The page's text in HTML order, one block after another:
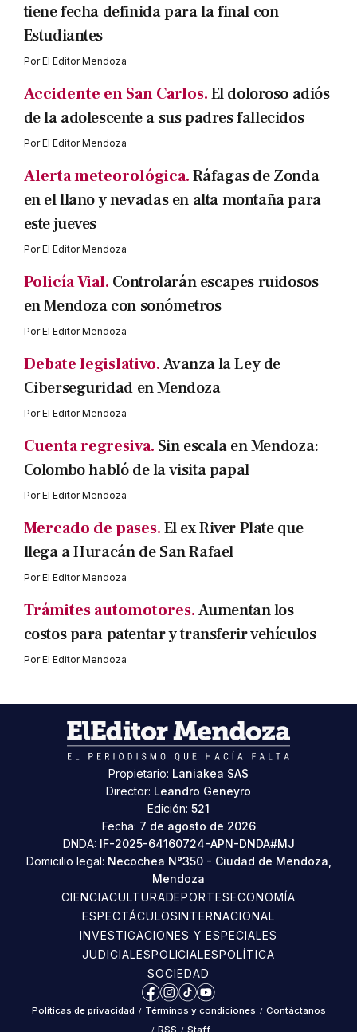
tiene fecha definida para la final con
Estudiantes
PorEl Editor Mendoza
Accidente en San Carlos.El doloroso adiós
de la adolescente a sus padres fallecidos
PorEl Editor Mendoza
Alerta meteorológica.Ráfagas de Zonda
en el llano y nevadas en alta montaña para
este jueves
PorEl Editor Mendoza
Policía Vial. Controlarán escapes ruidosos
en Mendoza con sonómetros
PorEl Editor Mendoza
Debate legislativo.Avanza la Ley de
Ciberseguridad en Mendoza
PorEl Editor Mendoza
Cuenta regresiva. Sin escala en Mendoza:
Colombo habló de la visita papal
PorEl Editor Mendoza
Mercado de pases.El ex River Plate que
llega a Huracán de San Rafael
PorEl Editor Mendoza
Trámites automotores.Aumentan los
costos para patentar y transferir vehículos
PorEl Editor Mendoza
Propietario: Laniakea SAS
Director: Leandro Geneyro
Edición: 521
Fecha: 7 de agosto de 2026
DNDA: IF-2025-64160724-APN-DNDA#MJ
Domicilio legal: Necochea N°350 - Ciudad de Mendoza,
Mendoza
CIENCIACULTURADEPORTESECONOMÍA
ESPECTÁCULOSINTERNACIONAL
INVESTIGACIONES Y ESPECIALES
JUDICIALESPOLICIALESPOLÍTICA
SOCIEDAD
Facebook
Instagram
TikTokYouTube
Políticas de privacidad / Términos y condiciones / Contáctanos
RSS Staff